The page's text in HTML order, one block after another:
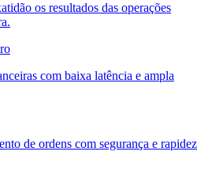
os resultados das operações
com baixa latência e ampla
de ordens com segurança e rapidez